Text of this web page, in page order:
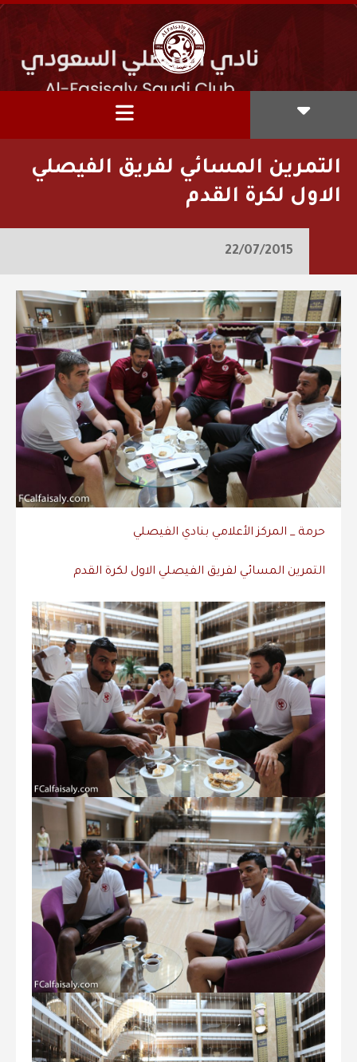
التمرين المسائي لفريق الفيصلي
الاول لكرة القدم
22/07/2015
حرمة _ المركز الأعلامي بنادي الفيصلي
التمرين المسائي لفريق الفيصلي الاول لكرة القدم